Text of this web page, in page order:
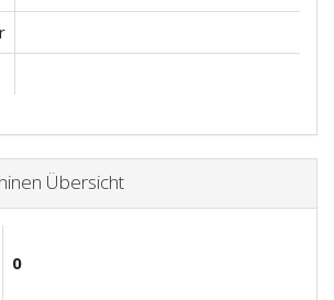
Übersicht
0